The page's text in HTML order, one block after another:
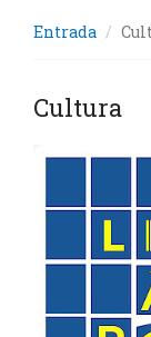
Entrada
Cultura